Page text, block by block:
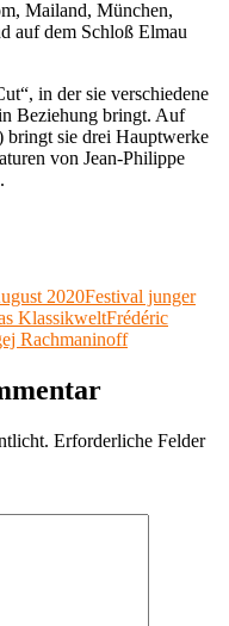
Mailand, München,
auf dem Schloß Elmau
in der sie verschiedene
Beziehung bringt. Auf
sie drei Hauptwerke
von Jean-Philippe
2020Kategorien
Festival junger
KlassikweltSchlagwörter
Frédéric
Rachmaninoff
Erforderliche Felder